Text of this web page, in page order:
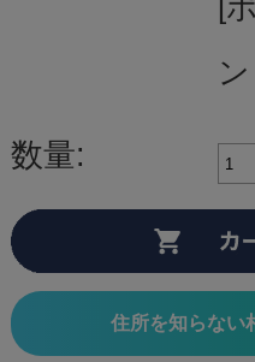
数量:
住所を知らない